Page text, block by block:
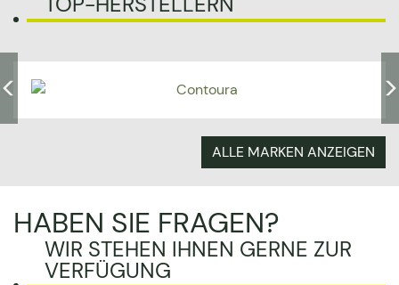
ALLE MARKEN ANZEIGEN
HABEN SIE FRAGEN?
WIR STEHEN IHNEN GERNE ZUR
VERFÜGUNG